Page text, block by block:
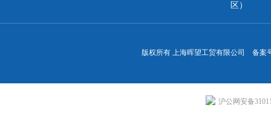
区）
版权所有 上海晖望工贸有限公司 备案
沪公网安备